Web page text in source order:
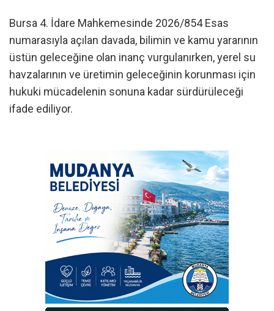
Bursa 4. İdare Mahkemesinde 2026/854 Esas
numarasıyla açılan davada, bilimin ve kamu yararının
üstün geleceğine olan inanç vurgulanırken, yerel su
havzalarının ve üretimin geleceğinin korunması için
hukuki mücadelenin sonuna kadar sürdürüleceği
ifade ediliyor.